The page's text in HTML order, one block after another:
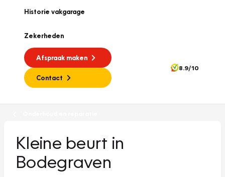
Historie vakgarage
Zekerheden
Afspraak maken
Contact
8.9/10
Kleine beurt in
Bodegraven